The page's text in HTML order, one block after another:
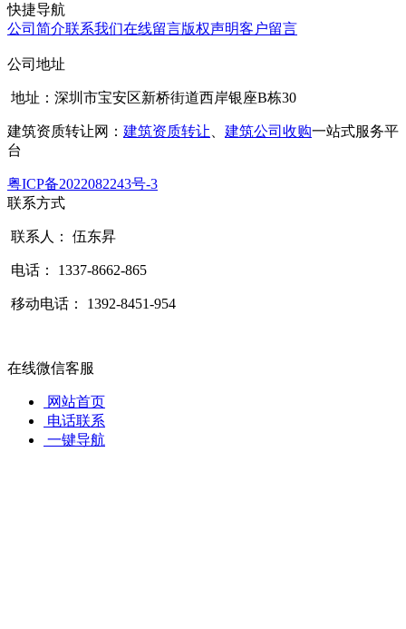
快捷导航
公司简介联系我们在线留言版权声明客户留言
公司地址
地址：深圳市宝安区新桥街道西岸银座B栋30
建筑资质转让网： 建筑资质转让 建筑公司收购一站式服务平
台
粤ICP备2022082243号-3
联系方式
联系人： 伍东昇
电话： 1337-8662-865
移动电话： 1392-8451-954
在线微信客服
网站首页
电话联系
一键导航